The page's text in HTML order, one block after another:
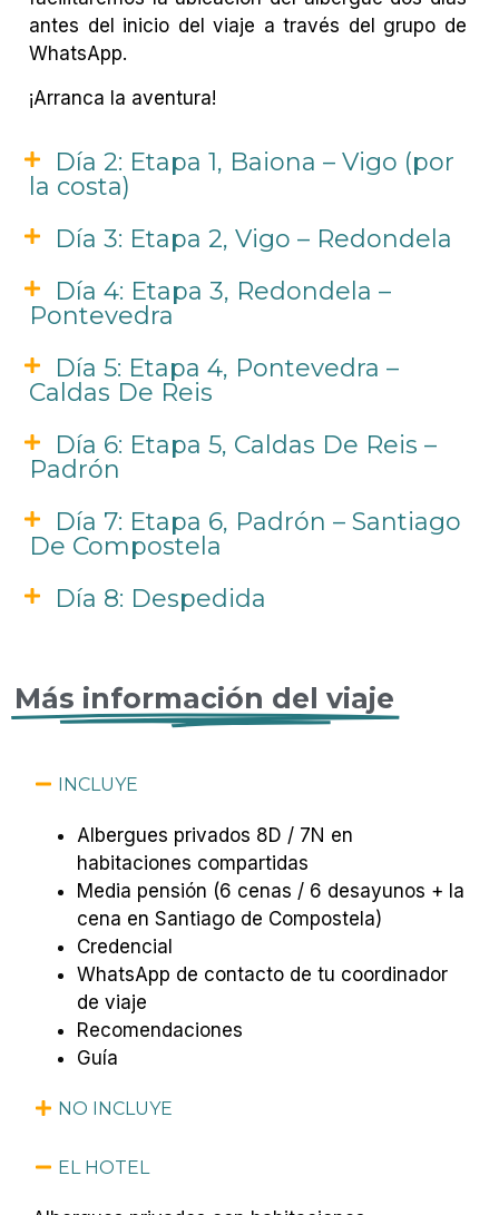
antes del inicio del viaje a través del grupo de
WhatsApp.
¡Arranca la aventura!
Día 2: Etapa 1, Baiona – Vigo (por
la costa)
Día 3: Etapa 2, Vigo – Redondela
Día 4: Etapa 3, Redondela –
Pontevedra
Día 5: Etapa 4, Pontevedra –
Caldas De Reis
Día 6: Etapa 5, Caldas De Reis –
Padrón
Día 7: Etapa 6, Padrón – Santiago
De Compostela
Día 8: Despedida
Más información del viaje
INCLUYE
Albergues privados 8D / 7N en
habitaciones compartidas
Media pensión (6 cenas / 6 desayunos + la
cena en Santiago de Compostela)
Credencial
WhatsApp de contacto de tu coordinador
de viaje
Recomendaciones
Guía
NO INCLUYE
EL HOTEL